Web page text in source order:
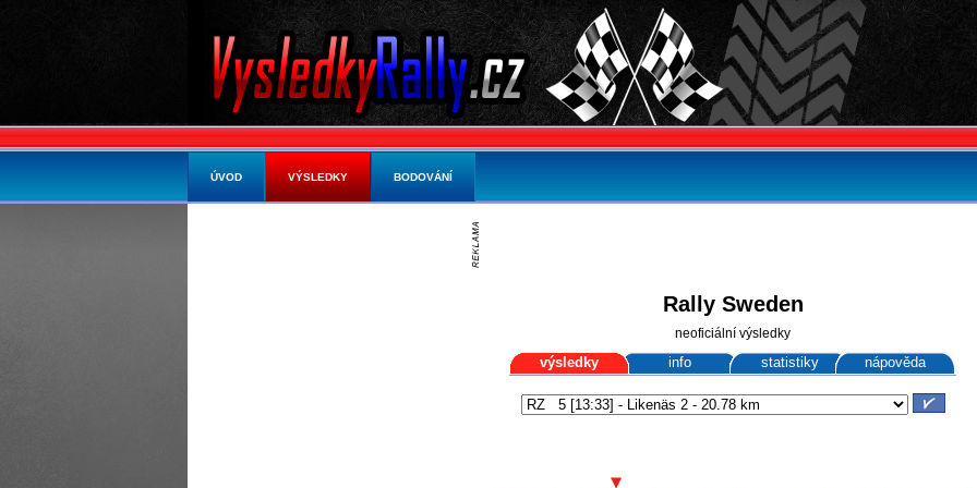
Rally Sweden
neoficiální výsledky
výsledky info statistiky nápověda
ÚVOD VÝSLEDKY BODOVÁNÍ